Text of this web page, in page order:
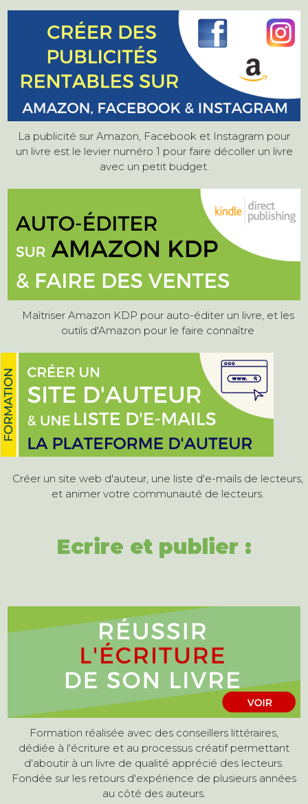
La publicité sur Amazon, Facebook et Instagram pour
un livre est le levier numéro 1 pour faire décoller un livre
avec un petit budget.
Maîtriser Amazon KDP pour auto-éditer un livre, et les
outils d'Amazon pour le faire connaître
Créer un site web d'auteur, une liste d'e-mails de lecteurs,
et animer votre communauté de lecteurs.
Ecrire et publier :
Formation réalisée avec des conseillers littéraires,
dédiée à l'écriture et au processus créatif permettant
d'aboutir à un livre de qualité apprécié des lecteurs.
Fondée sur les retours d'expérience de plusieurs années
au côté des auteurs.